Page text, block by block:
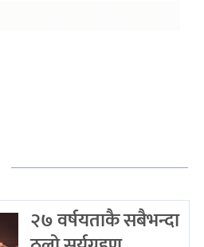
२७ वर्षयताकै सबैभन्दा